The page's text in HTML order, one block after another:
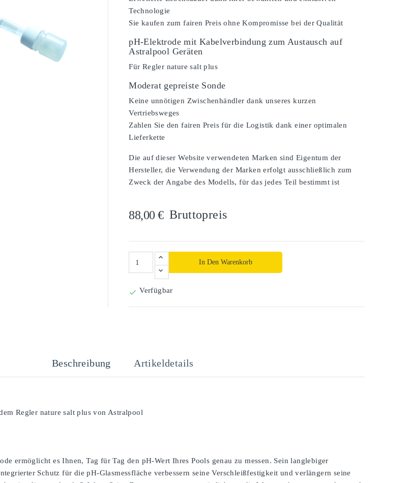
Technologie
Sie kaufen zum fairen Preis ohne Kompromisse bei der Qualität
pH-Elektrode mit Kabelverbindung zum Austausch auf
Astralpool Geräten
Für Regler nature salt plus
Moderat gepreiste Sonde
Keine unnötigen Zwischenhändler dank unseres kurzen
Vertriebsweges
Zahlen Sie den fairen Preis für die Logistik dank einer optimalen
Lieferkette
Die auf dieser Website verwendeten Marken sind Eigentum der
Hersteller, die Verwendung der Marken erfolgt ausschließlich zum
Zweck der Angabe des Modells, für das jedes Teil bestimmt ist
88,00 € Bruttopreis
In Den Warenkorb
 Verfügbar
Beschreibung Artikeldetails
Regler nature salt plus von Astralpool
ermöglicht es Ihnen, Tag für Tag den pH-Wert Ihres Pools genau zu messen. Sein langlebiger
Schutz für die pH-Glasmessfläche verbessern seine Verschleißfestigkeit und verlängern seine